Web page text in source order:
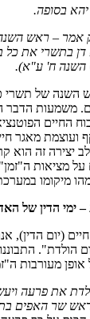
בסופה.
אמר – ראש השנה
בתשרי את כל
ח' ע"א).
השנה של תשרי
משמעות
החיים
ועוצמת מאגר
יצירה זה הוא
מציאות
מיקומו
ימי הדין של
(יום הדין),
הולדת".
מעורבות
הלדת את פרעה
שר האפים